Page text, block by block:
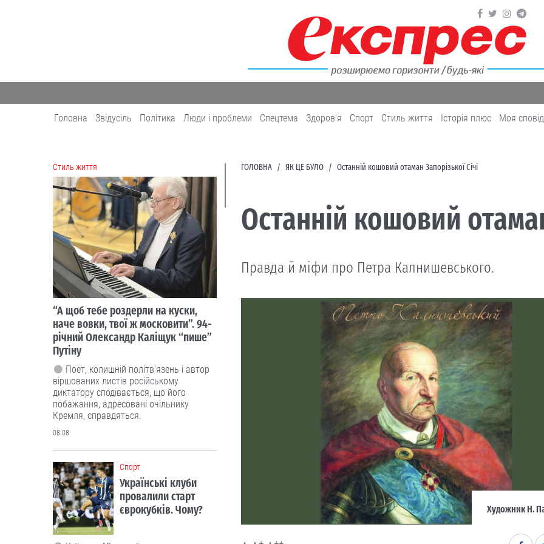
Головна Звідусіль Політика Люди і проблеми Спецтема Здоров'я Cпорт Cтиль життя Історія плюс Моя
ГОЛОВНА ЯК ЦЕ БУЛО Останній кошовий отаман Запорізької Січі
Останній кошовий
Правда й міфи про Петра Калнишевського.
Художник Н.
Cтиль життя
“А щоб тебе роздерли на куски,
наче вовки, твої ж московити”. 94-
річний Олександр Каліщук “пише”
Путіну
Поет, колишній політв'язень і автор
віршованих листів російському
диктатору сподівається, що його
побажання, адресовані очільнику
Кремля, справдяться.
08.08
Cпорт
Українські клуби
провалили старт
єврокубків. Чому?